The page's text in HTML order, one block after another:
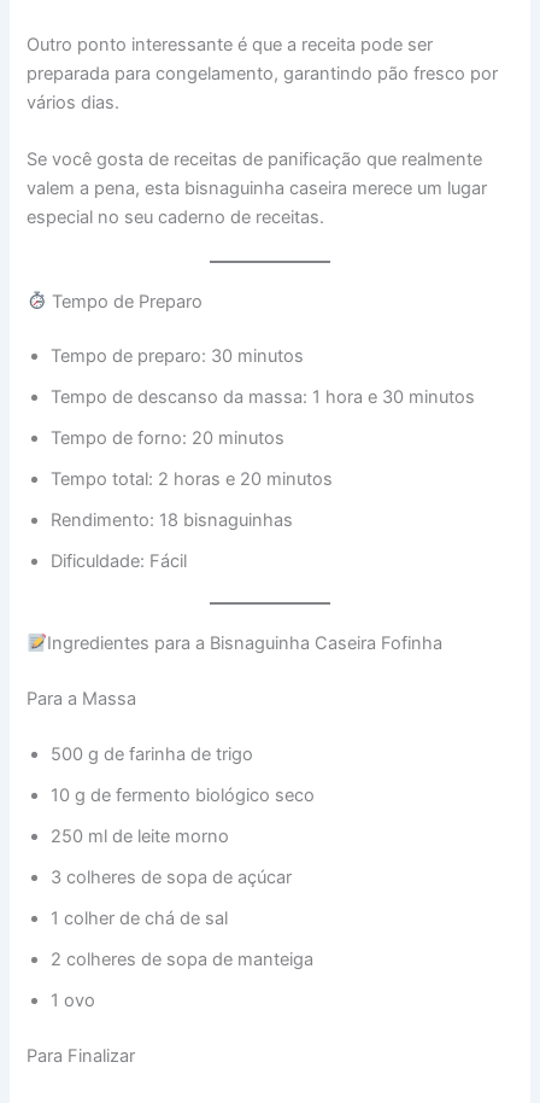
Outro ponto interessante é que a receita pode ser
preparada para congelamento, garantindo pão fresco por
vários dias.
Se você gosta de receitas de panificação que realmente
valem a pena, esta bisnaguinha caseira merece um lugar
especial no seu caderno de receitas.
Tempo de Preparo
Tempo de preparo: 30 minutos
Tempo de descanso da massa: 1 hora e 30 minutos
Tempo de forno: 20 minutos
Tempo total: 2 horas e 20 minutos
Rendimento: 18 bisnaguinhas
Dificuldade: Fácil
Ingredientes para a Bisnaguinha Caseira Fofinha
Para a Massa
500 g de farinha de trigo
10 g de fermento biológico seco
250 ml de leite morno
3 colheres de sopa de açúcar
1 colher de chá de sal
2 colheres de sopa de manteiga
1 ovo
Para Finalizar